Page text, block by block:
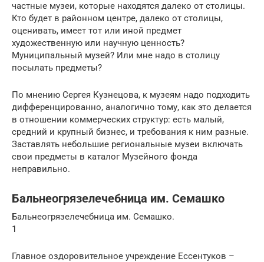
частные музеи, которые находятся далеко от столицы.
Кто будет в районном центре, далеко от столицы,
оценивать, имеет тот или иной предмет
художественную или научную ценность?
Муниципальный музей? Или мне надо в столицу
посылать предметы?
По мнению Сергея Кузнецова, к музеям надо подходить
дифференцированно, аналогично тому, как это делается
в отношении коммерческих структур: есть малый,
средний и крупный бизнес, и требования к ним разные.
Заставлять небольшие региональные музеи включать
свои предметы в каталог Музейного фонда
неправильно.
Бальнеогрязелечебница им. Семашко
Бальнеогрязелечебница им. Семашко.
1
Главное оздоровительное учреждение Ессентуков –